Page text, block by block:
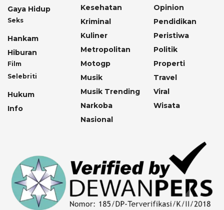
Gaya Hidup
Seks
Hankam
Hiburan
Film
Selebriti
Hukum
Info
Kesehatan
Kriminal
Kuliner
Metropolitan
Motogp
Musik
Musik Trending
Narkoba
Nasional
Opinion
Pendidikan
Peristiwa
Politik
Properti
Travel
Viral
Wisata